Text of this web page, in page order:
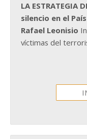
LA ESTRATEGIA
silencio en el
Rafael Leonisio
víctimas del